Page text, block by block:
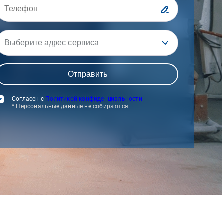
Выберите адрес сервиса
Согласен с Политикой конфиденциальности
* Персональные данные не собираются